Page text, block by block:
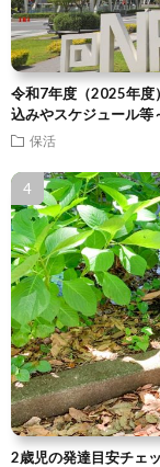
令和7年度（2025年度
込みやスケジュール等
保活
2歳児の発達目安チェ